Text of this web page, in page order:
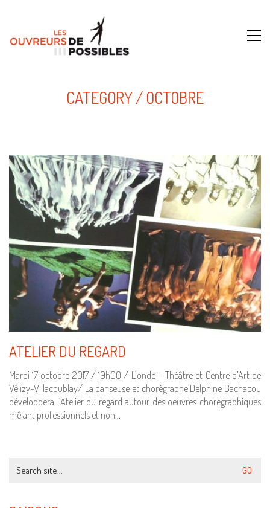
CATEGORY / OCTOBRE
ATELIER DU REGARD
Mardi 17 octobre 2017 / 19h00 / L’onde – Théâtre et Centre d’Art de
Vélizy-Villacoublay/ La danseuse et chorégraphe Delphine Bachacou
développera l’Atelier du regard autour des oeuvres chorégraphiques
mêlant professionnels et non…
for: